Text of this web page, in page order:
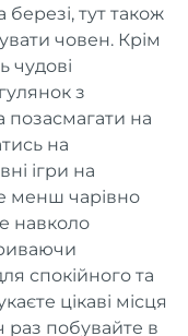
тут також
човен. Крім
чудові
з
позасмагати на
на
ігри на
менш чарівно
навколо
спокійного та
цікаві місця
раз побувайте в